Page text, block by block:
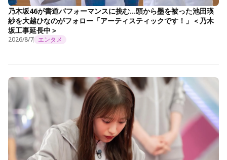
乃木坂46が書道パフォーマンスに挑む…頭から墨を被った池田瑛
紗を大越ひなのがフォロー「アーティスティックです！」＜乃木
坂工事延長中＞
2026/8/7 エンタメ